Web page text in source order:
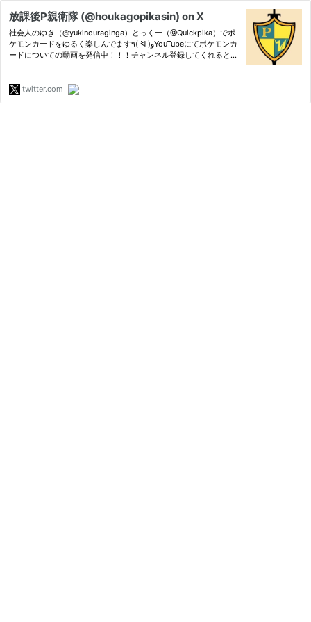
放課後P親衛隊 (@houkagopikasin) on X
社会人のゆき（@yukinouraginga）とっくー（@Quickpika）でポ
ケモンカードをゆるく楽しんでます٩( ᐛ )وYouTubeにてポケモンカ
ードについての動画を発信中！！！チャンネル登録してくれるとそ
twitter.com